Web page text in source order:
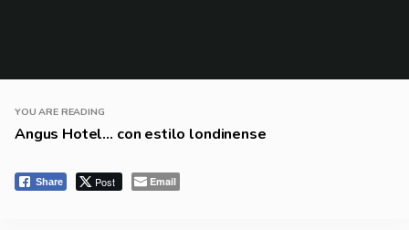
YOU ARE READING
Angus Hotel… con estilo londinense
Share Post Email